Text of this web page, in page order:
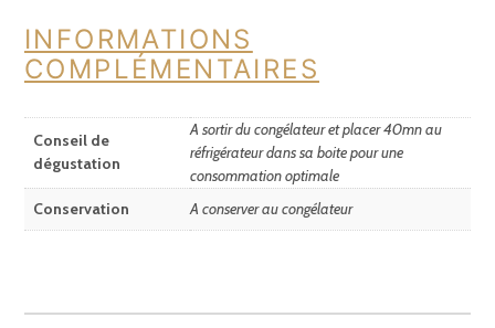
INFORMATIONS
COMPLÉMENTAIRES
Conseil de
dégustation
A sortir du congélateur et placer 40mn au
réfrigérateur dans sa boite pour une
consommation optimale
Conservation
A conserver au congélateur